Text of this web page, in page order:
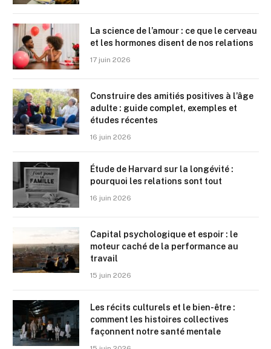
La science de l’amour : ce que le cerveau
et les hormones disent de nos relations
17 juin 2026
Construire des amitiés positives à l’âge
adulte : guide complet, exemples et
études récentes
16 juin 2026
Étude de Harvard sur la longévité :
pourquoi les relations sont tout
16 juin 2026
Capital psychologique et espoir : le
moteur caché de la performance au
travail
15 juin 2026
Les récits culturels et le bien-être :
comment les histoires collectives
façonnent notre santé mentale